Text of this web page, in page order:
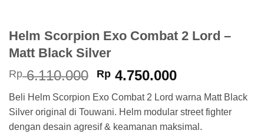
Helm Scorpion Exo Combat 2 Lord –
Matt Black Silver
Rp6.110.000 Harga
adalah:
Rp 6.110.000.
Rp 4.750.000Harga
ini
adalah:
Rp
Beli Helm Scorpion Exo Combat 2 Lord warna Matt Black
Silver original di Touwani. Helm modular street fighter
dengan desain agresif & keamanan maksimal.